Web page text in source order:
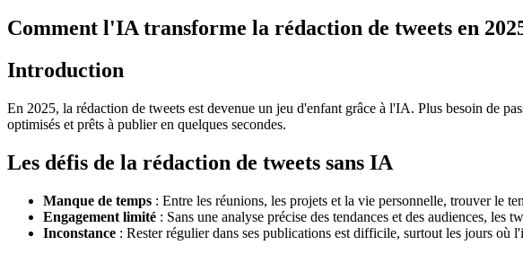
Comment l'IA transforme la rédaction de tweets en
Introduction
En 2025, la rédaction de tweets est devenue un jeu d'enfant grâce à l'IA. Plus besoin de
optimisés et prêts à publier en quelques secondes.
Les défis de la rédaction de tweets sans IA
Manque de temps : Entre les réunions, les projets et la vie personnelle, trouver le
Engagement limité : Sans une analyse précise des tendances et des audiences, les
Inconstance : Rester régulier dans ses publications est difficile, surtout les jours où